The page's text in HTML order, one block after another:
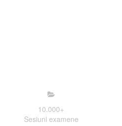
10.000+
Sesiuni examene